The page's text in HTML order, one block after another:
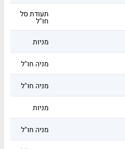
תעודת סל
חו"ל
מניות
מניה חו"ל
מניה חו"ל
מניות
מניה חו"ל